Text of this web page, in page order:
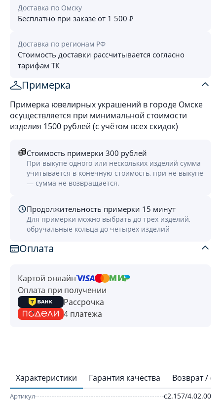
Доставка по Омску
Бесплатно при заказе от 1 500 ₽
Доставка по регионам РФ
Стоимость доставки рассчитывается согласно
тарифам ТК
Примерка
Примерка ювелирных украшений в городе Омске
осуществляется при минимальной стоимости
изделия 1500 рублей (с учётом всех скидок)
Стоимость примерки 300 рублей
При выкупе одного или нескольких изделий сумма
учитывается в конечную стоимость, при не выкупе
— сумма не возвращается.
Продолжительность примерки 15 минут
Для примерки можно выбрать до трех изделий,
обручальные кольца до четырех изделий
Оплата
Картой онлайн
Оплата при получении
Рассрочка
4 платежа
Характеристики Гарантия качества Возврат /
Артикул с2.157/4.02.00